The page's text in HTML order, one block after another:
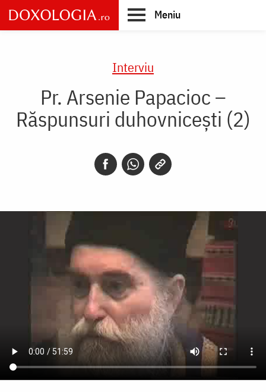
Skip
to
main
Meniu
Interviu
Pr. Arsenie Papacioc –
Răspunsuri duhovnicești (2)